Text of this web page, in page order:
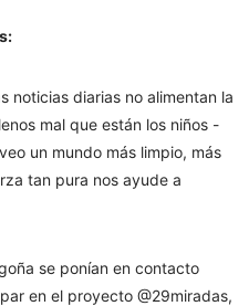
noticias diarias no alimentan la
mal que están los niños -
un mundo más limpio, más
tan pura nos ayude a
se ponían en contacto
en el proyecto @29miradas,